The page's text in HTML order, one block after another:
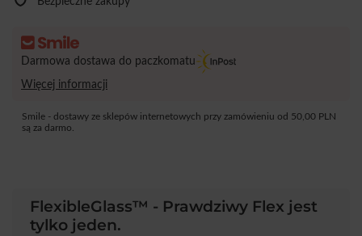
Darmowa dostawa do paczkomatu
Więcej informacji
Smile - dostawy ze sklepów internetowych przy zamówieniu od 50,00 PLN
są za darmo.
FlexibleGlass™ - Prawdziwy Flex jest
tylko jeden.